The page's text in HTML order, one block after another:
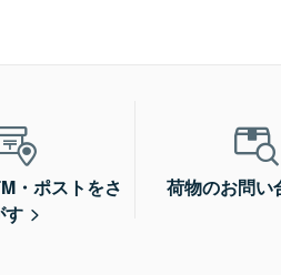
・ポストをさ
す
荷物のお問い